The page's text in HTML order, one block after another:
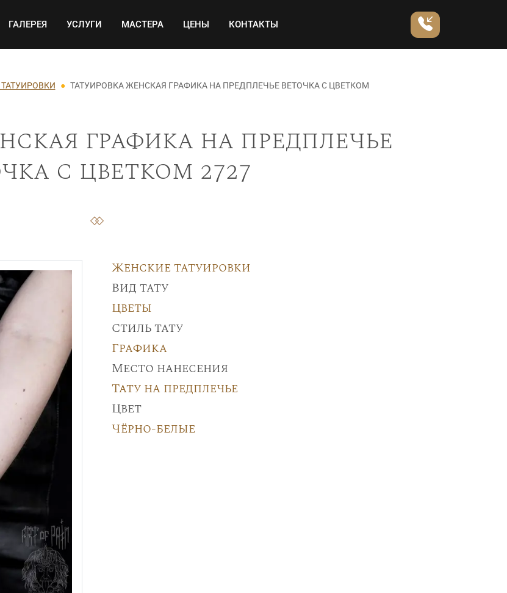
навигация
ГАЛЕРЕЯ УСЛУГИ МАСТЕРА ЦЕНЫ КОНТАКТЫ
ТАТУИРОВКА ЖЕНСКАЯ ГРАФИКА НА ПРЕДПЛЕЧЬЕ ВЕТОЧКА С ЦВЕТКОМ
графика на предплечье
с цветком 2727
Женские татуировки
Вид тату
Цветы
Стиль тату
Графика
Место нанесения
Тату на предплечье
Цвет
Чёрно-белые